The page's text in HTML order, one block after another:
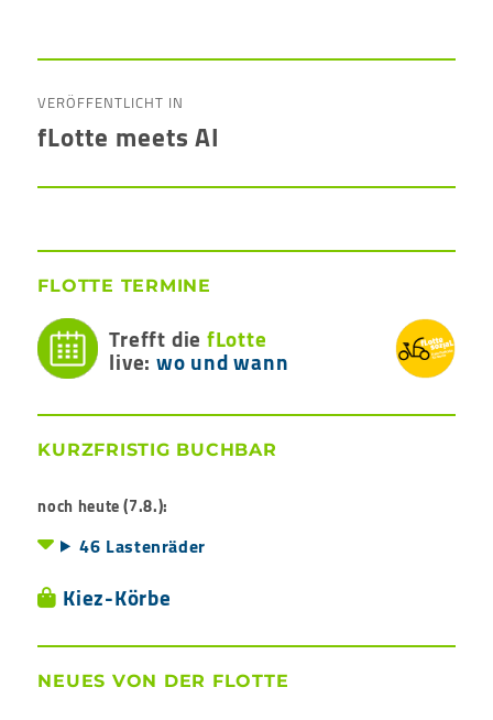
Beitragsnavigation
VERÖFFENTLICHT IN
fLotte meets AI
FLOTTE TERMINE
Trefft diefLotte
live:wo und wann
KURZFRISTIG BUCHBAR
noch heute (7.8.):
46 Lastenräder
Kiez-Körbe
NEUES VON DER FLOTTE